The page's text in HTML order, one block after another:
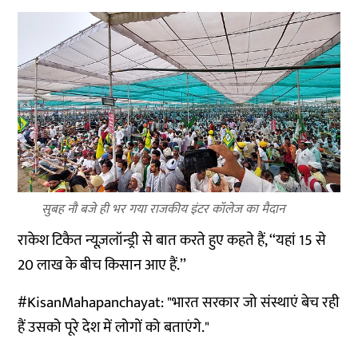
सुबह नौ बजे ही भर गया राजकीय इंटर कॉलेज का मैदान
राकेश टिकैत न्यूज़लॉन्ड्री से बात करते हुए कहते हैं, ‘‘यहां 15 से
20 लाख के बीच किसान आए हैं.’’
#KisanMahapanchayat: "भारत सरकार जो संस्थाएं बेच रही
हैं उसको पूरे देश में लोगों को बताएंगे."